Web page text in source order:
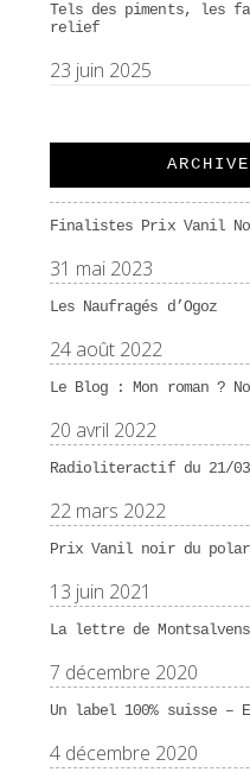
Tels des piments, les
relief
23 juin 2025
Finalistes Prix Vanil
31 mai 2023
Les Naufragés d’Ogoz
24 août 2022
Le Blog : Mon roman ?
20 avril 2022
Radioliteractif du 21/
22 mars 2022
Prix Vanil noir du
13 juin 2021
La lettre de Montsalvens
7 décembre 2020
Un label 100% suisse –
4 décembre 2020